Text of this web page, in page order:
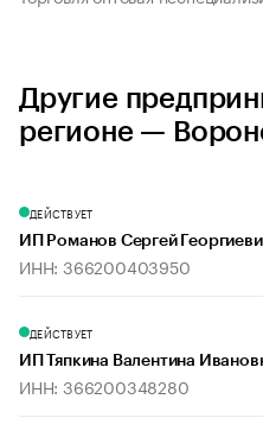
Другие
регионе —
ДЕЙСТВУЕТ
ИП Романов Сергей
ИНН: 366200403950
ДЕЙСТВУЕТ
ИП Тяпкина Валентина
ИНН: 366200348280